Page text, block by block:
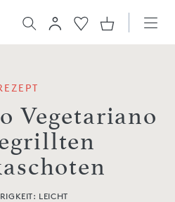
Vegetariano
LEICHT